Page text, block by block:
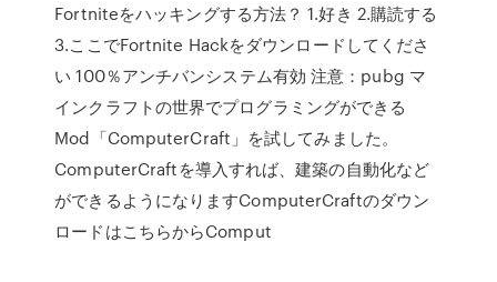
Fortniteをハッキングする方法？ 1.好き 2.購読する
3.ここでFortnite Hackをダウンロードしてくださ
い 100％アンチバンシステム有効 注意：pubg マ
インクラフトの世界でプログラミングができる
Mod「ComputerCraft」を試してみました。
ComputerCraftを導入すれば、建築の自動化など
ができるようになりますComputerCraftのダウン
ロードはこちらからComput